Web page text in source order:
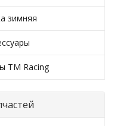
зимняя
TM Racing